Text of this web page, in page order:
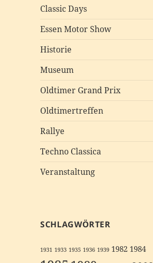
Classic Days
Essen Motor Show
Historie
Museum
Oldtimer Grand Prix
Oldtimertreffen
Rallye
Techno Classica
Veranstaltung
SCHLAGWÖRTER
1931 1933 1935 1936 1939 1982 1984